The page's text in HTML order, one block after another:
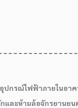
ปกรณ์ไฟฟ้าภายในอาค
และห้ามล้อจักรยานยน